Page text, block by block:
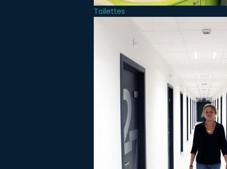
Toilettes